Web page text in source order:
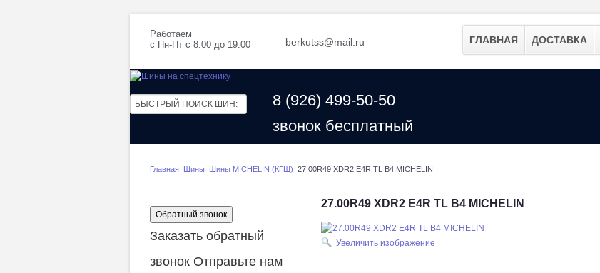
Работаем
с Пн-Пт с 8.00 до 19.00
berkutss@mail.ru ГЛАВНАЯ ДОСТАВКА
8 (926) 499-50-50
звонок бесплатный
Главная Шины Шины MICHELIN (КГШ) 27.00R49 XDR2 E4R TL B4 MICHELIN
--
Обратный звонок
Заказать обратный
звонок Отправьте нам
27.00R49 XDR2 E4R TL B4 MICHELIN
Увеличить изображение